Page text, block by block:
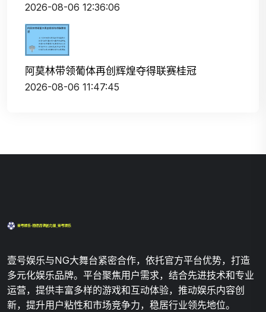
2026-08-06 12:36:06
阿莫林带领葡体再创辉煌夺得联赛桂冠
2026-08-06 11:47:45
壹号娱乐与NG大舞台紧密合作，依托官方平台优势，打造
多元化娱乐品牌。平台聚焦用户需求，结合先进技术和专业
运营，提供丰富多样的游戏和互动体验，推动娱乐内容创
新，提升用户粘性和市场竞争力，稳居行业领先地位。